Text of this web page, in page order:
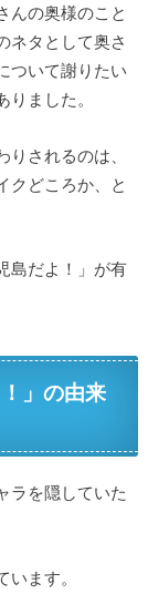
んの奥様のこと
ネタとして奥さ
ついて謝りたい
ました。
されるのは、
クどころか、と
島だよ！」が有
」の由来
ラを隠していた
ます。